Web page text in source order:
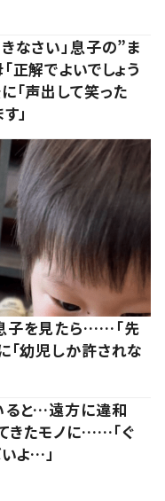
なさい」息子の”ま
解でよいでしょう
「声出して笑った
」
子を見たら……「先
「幼児しか許されな
ると…遠方に違和
きたモノに……「ぐ
よ…」